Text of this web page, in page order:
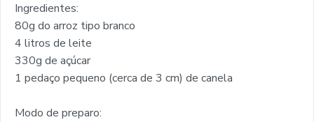
Ingredientes:
80g do arroz tipo branco
4 litros de leite
330g de açúcar
1 pedaço pequeno (cerca de 3 cm) de canela
Modo de preparo: